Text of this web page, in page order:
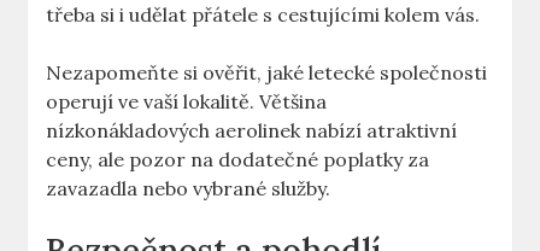
třeba si i udělat přátele s cestujícími kolem vás.
Nezapomeňte si ověřit, jaké letecké společnosti
operují ve vaší lokalitě. Většina
nízkonákladových aerolinek nabízí atraktivní
ceny, ale pozor na dodatečné poplatky za
zavazadla nebo vybrané služby.